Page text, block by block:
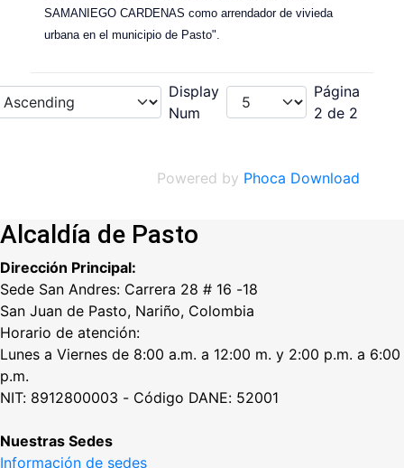
SAMANIEGO CARDENAS como arrendador de vivieda
urbana en el municipio de Pasto".
Display
Num
Página
2 de 2
Powered by Phoca Download
Alcaldía de Pasto
Dirección Principal:
Sede San Andres: Carrera 28 # 16 -18
San Juan de Pasto, Nariño, Colombia
Horario de atención:
Lunes a Viernes de 8:00 a.m. a 12:00 m. y 2:00 p.m. a 6:00
p.m.
NIT: 8912800003 - Código DANE: 52001
Nuestras Sedes
Información de sedes